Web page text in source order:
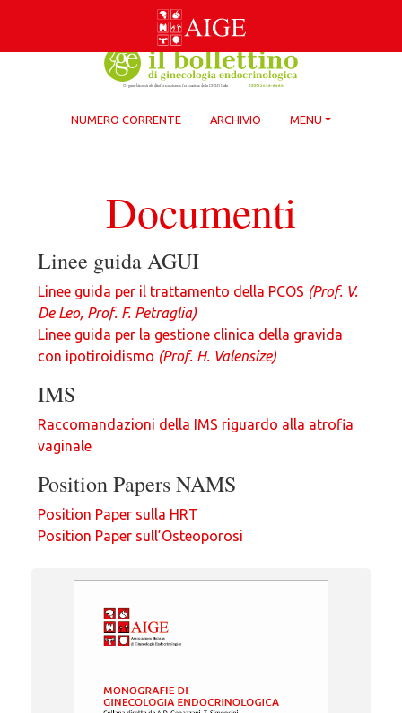
NUMERO CORRENTE ARCHIVIO MENU
Documenti
Linee guida AGUI
Linee guida per il trattamento della PCOS (Prof. V.
De Leo, Prof. F. Petraglia)
Linee guida per la gestione clinica della gravida
con ipotiroidismo (Prof. H. Valensize)
IMS
Raccomandazioni della IMS riguardo alla atrofia
vaginale
Position Papers NAMS
Position Paper sulla HRT
Position Paper sull’Osteoporosi